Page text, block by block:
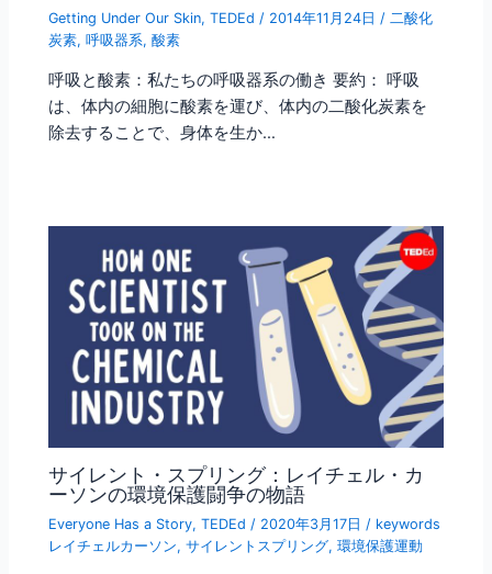
Getting Under Our Skin,TEDEd / 2014年11月24日 / 二酸化
炭素,呼吸器系,酸素
呼吸と酸素：私たちの呼吸器系の働き 要約： 呼吸
は、体内の細胞に酸素を運び、体内の二酸化炭素を
除去することで、身体を生か…
サイレント・スプリング：レイチェル・カ
ーソンの環境保護闘争の物語
Everyone Has a Story,TEDEd / 2020年3月17日 / keywords
レイチェルカーソン,サイレントスプリング,環境保護運動